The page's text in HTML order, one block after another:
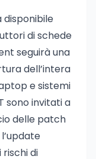
disponibile
di schede
seguirà una
dell’intera
e sistemi
sono invitati a
delle patch
di